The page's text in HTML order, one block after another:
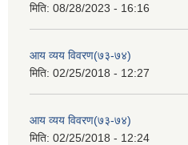
मिति: 08/28/2023 - 16:16
आय व्यय विवरण(७३-७४)
मिति: 02/25/2018 - 12:27
आय व्यय विवरण(७३-७४)
मिति: 02/25/2018 - 12:24